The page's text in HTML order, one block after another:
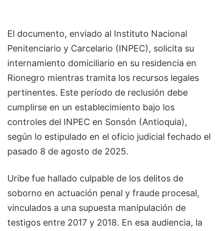
El documento, enviado al Instituto Nacional
Penitenciario y Carcelario (INPEC), solicita su
internamiento domiciliario en su residencia en
Rionegro mientras tramita los recursos legales
pertinentes. Este período de reclusión debe
cumplirse en un establecimiento bajo los
controles del INPEC en Sonsón (Antioquia),
según lo estipulado en el oficio judicial fechado el
pasado 8 de agosto de 2025.
Uribe fue hallado culpable de los delitos de
soborno en actuación penal y fraude procesal,
vinculados a una supuesta manipulación de
testigos entre 2017 y 2018. En esa audiencia, la